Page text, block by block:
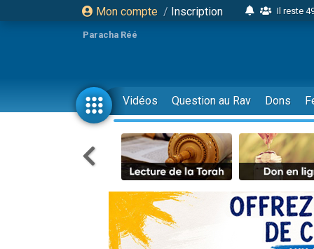
Mon compte / Inscription
Il reste
4
2
17
4 personnes
Il reste
Eva vient de
4
3
Paracha Réé
Vidéos Question au Rav Dons